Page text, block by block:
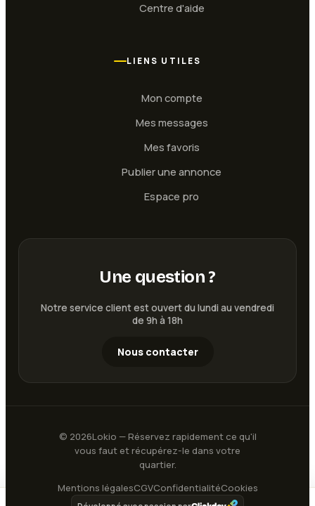
Centre d'aide
LIENS UTILES
Mon compte
Mes messages
Mes favoris
Publier une annonce
Espace pro
Une question ?
Notre service client est ouvert du lundi au vendredi
de 9h à 18h
Nous contacter
© 2026Lokio — Réservez rapidement ce qu'il
vous faut et récupérez-le dans votre
quartier.
Mentions légalesCGVConfidentialitéCookies